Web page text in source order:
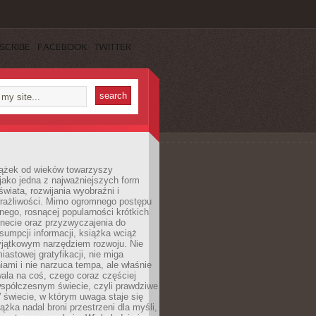
FACEBOOK TWITTER
od wieków towarzyszy
jedna z najważniejszych form
rozwijania wyobraźni i
Mimo ogromnego postępu
rosnącej popularności krótkich
oraz przyzwyczajenia do
informacji, książka wciąż
narzędziem rozwoju. Nie
gratyfikacji, nie miga
i nie narzuca tempa, ale właśnie
na coś, czego coraz częściej
świecie, czyli prawdziwe
świecie, w którym uwaga staje się
nadal broni przestrzeni dla myśli,